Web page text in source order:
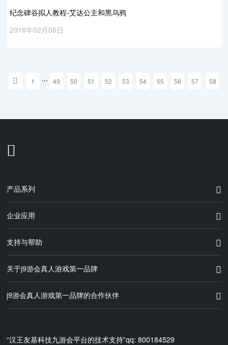
纪念碑谷拟人教程-艾达公主和黑乌鸦
2018年02月06日
1 ... 49 50 51 52 53 54 55 56 57 58
产品系列
企业应用
支持与帮助
关于j9游会真人游戏第一品牌
j9游会真人游戏第一品牌的合作伙伴
“汉王友基科技九游会平台的技术支持”qq: 800184529